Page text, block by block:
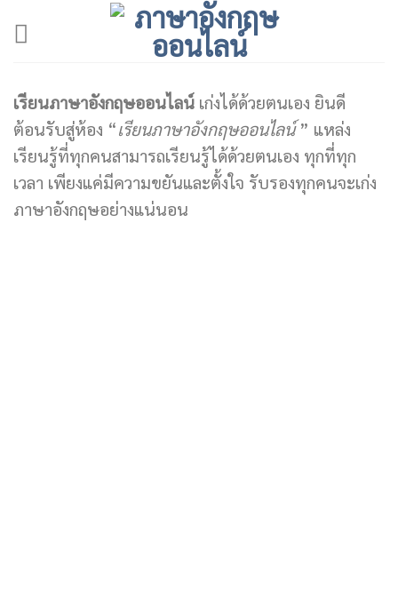
เรียนภาษาอังกฤษออนไลน์ เก่งได้ด้วยตนเอง ยินดี
ต้อนรับสู่ห้อง “เรียนภาษาอังกฤษออนไลน์” แหล่ง
เรียนรู้ที่ทุกคนสามารถเรียนรู้ได้ด้วยตนเอง ทุกที่ทุก
เวลา เพียงแค่มีความขยันและตั้งใจ รับรองทุกคนจะเก่ง
ภาษาอังกฤษอย่างแน่นอน